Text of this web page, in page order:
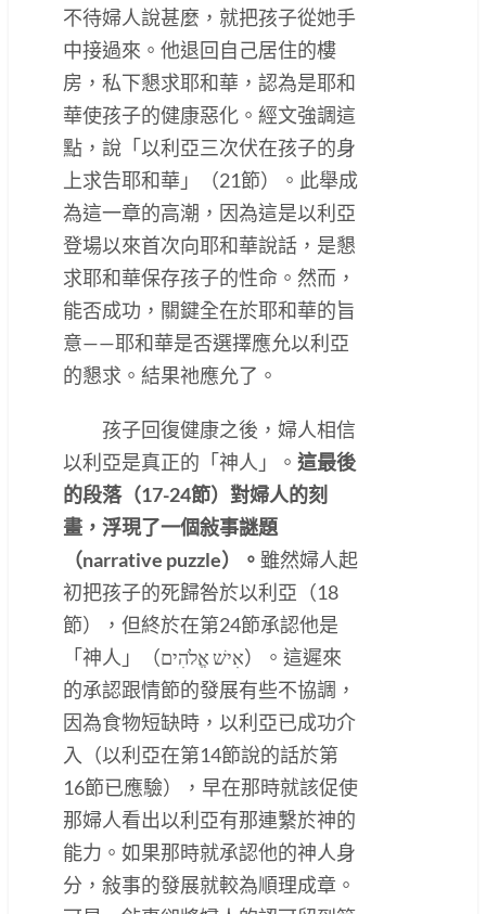
不待婦人說甚麼，就把孩子從她手
中接過來。他退回自己居住的樓
房，私下懇求耶和華，認為是耶和
華使孩子的健康惡化。經文強調這
點，說「以利亞三次伏在孩子的身
上求告耶和華」（21節）。此舉成
為這一章的高潮，因為這是以利亞
登場以來首次向耶和華說話，是懇
求耶和華保存孩子的性命。然而，
能否成功，關鍵全在於耶和華的旨
意——耶和華是否選擇應允以利亞
的懇求。結果祂應允了。
孩子回復健康之後，婦人相信
以利亞是真正的「神人」。 這最後
的段落（17-24節）對婦人的刻
畫，浮現了一個敍事謎題
（narrative puzzle）。 雖然婦人起
初把孩子的死歸咎於以利亞（18
節），但終於在第24節承認他是
「神人」（אִישׁ אֱלֹהִים）。這遲來
的承認跟情節的發展有些不協調，
因為食物短缺時，以利亞已成功介
入（以利亞在第14節說的話於第
16節已應驗），早在那時就該促使
那婦人看出以利亞有那連繫於神的
能力。如果那時就承認他的神人身
分，敍事的發展就較為順理成章。